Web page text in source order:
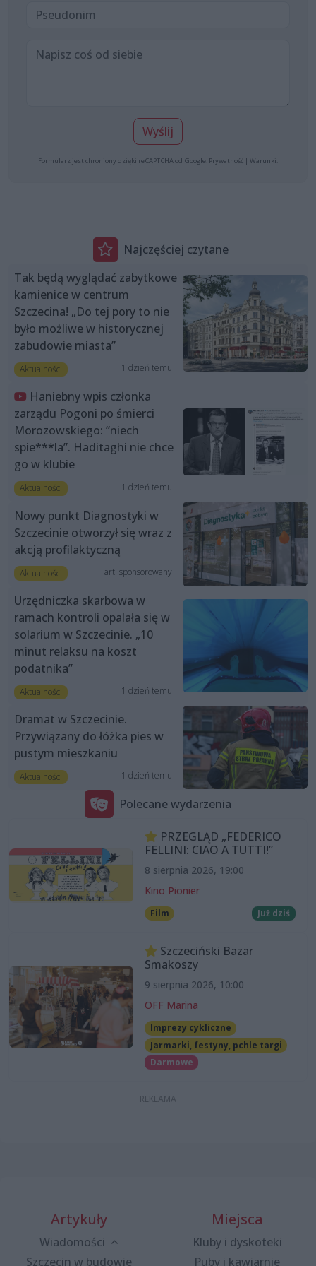
Wyślij
Formularz jest chroniony dzięki reCAPTCHA od Google: Prywatność | Warunki
Najczęściej czytane
Tak będą wyglądać zabytkowe
kamienice w centrum
Szczecina! „Do tej pory to nie
było możliwe w historycznej
zabudowie miasta”
Aktualności 1 dzień temu
Haniebny wpis członka
zarządu Pogoni po śmierci
Morozowskiego: “niech
spie***la”. Haditaghi nie chce
go w klubie
Aktualności 1 dzień temu
Nowy punkt Diagnostyki w
Szczecinie otworzył się wraz z
akcją profilaktyczną
Aktualności art. sponsorowany
Urzędniczka skarbowa w
ramach kontroli opalała się w
solarium w Szczecinie. „10
minut relaksu na koszt
podatnika”
Aktualności 1 dzień temu
Dramat w Szczecinie.
Przywiązany do łóżka pies w
pustym mieszkaniu
Aktualności 1 dzień temu
Polecane wydarzenia
PRZEGLĄD „FEDERICO
FELLINI: CIAO A TUTTI!”
8 sierpnia 2026, 19:00
Kino Pionier
Film Już dziś
Szczeciński Bazar
Smakoszy
9 sierpnia 2026, 10:00
OFF Marina
Imprezy cykliczne
Jarmarki, festyny, pchle targi
Darmowe
Artykuły
Wiadomości
Szczecin w budowie
Miejsca
Kluby i dyskoteki
Puby i kawiarnie